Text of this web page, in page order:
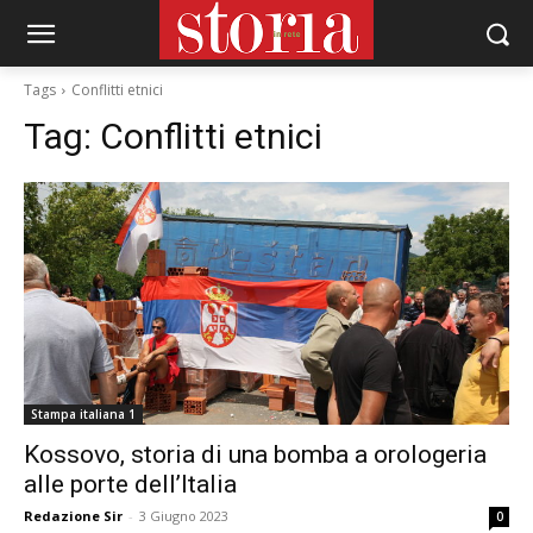
Tags Conflitti etnici
Tag: Conflitti etnici
Stampa italiana 1
Kossovo, storia di una bomba a orologeria
alle porte dell’Italia
Redazione Sir - 3 Giugno 2023 0